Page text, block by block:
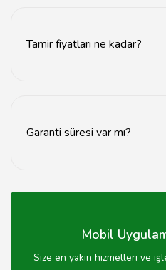
Tamir fiyatları ne kadar?
Garanti süresi var mı?
sunmaktayız.
Mobil
Size en yakın hizmetleri ve